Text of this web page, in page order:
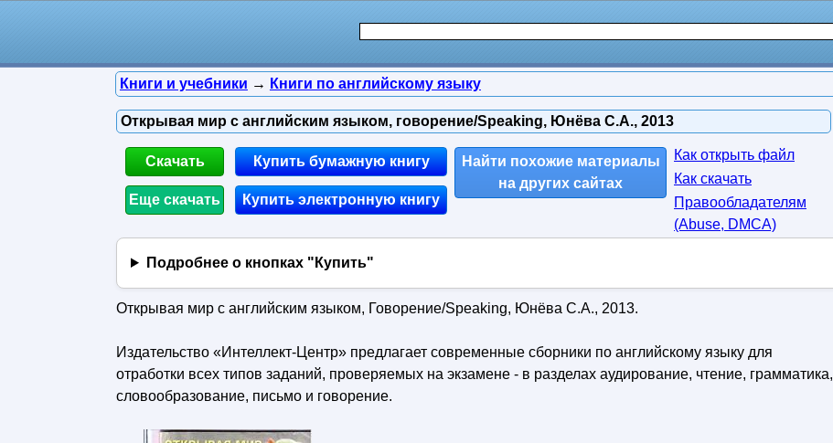
Книги и учебники → Книги по английскому языку
Открывая мир с английским языком, говорение/Speaking, Юнёва С.А., 2013
Скачать
Еще скачать
Купить бумажную книгу
Купить электронную книгу
Найти похожие материалы
на других сайтах
Как открыть файл
Как скачать
Правообладателям
(Abuse, DMСA)
Подробнее о кнопках "Купить"
Открывая мир с английским языком, Говорение/Speaking, Юнёва С.А., 2013.
Издательство «Интеллект-Центр» предлагает современные сборники по английскому языку для
отработки всех типов заданий, проверяемых на экзамене - в разделах аудирование, чтение, грамматика,
словообразование, письмо и говорение.